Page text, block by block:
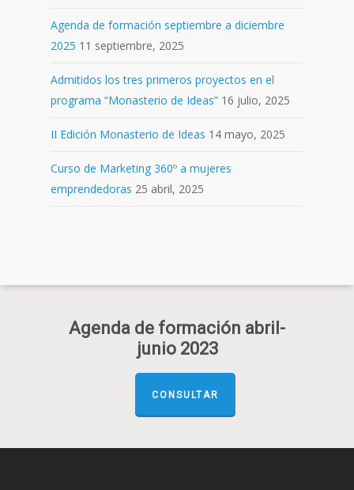
Agenda de formación septiembre a diciembre
2025 11 septiembre, 2025
Admitidos los tres primeros proyectos en el
programa “Monasterio de Ideas” 16 julio, 2025
II Edición Monasterio de Ideas 14 mayo, 2025
Curso de Marketing 360º a mujeres
emprendedoras 25 abril, 2025
Agenda de formación abril-
junio 2023
CONSULTAR